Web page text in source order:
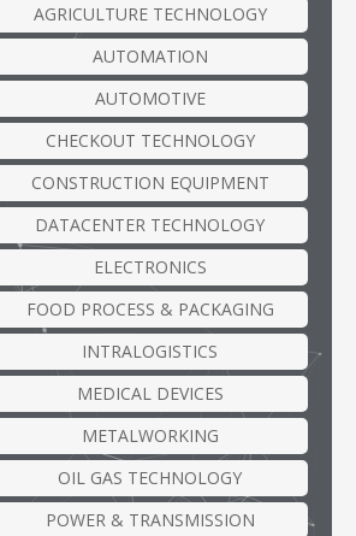
AGRICULTURE TECHNOLOGY
AUTOMATION
AUTOMOTIVE
CHECKOUT TECHNOLOGY
CONSTRUCTION EQUIPMENT
DATACENTER TECHNOLOGY
ELECTRONICS
FOOD PROCESS & PACKAGING
INTRALOGISTICS
MEDICAL DEVICES
METALWORKING
OIL GAS TECHNOLOGY
POWER & TRANSMISSION